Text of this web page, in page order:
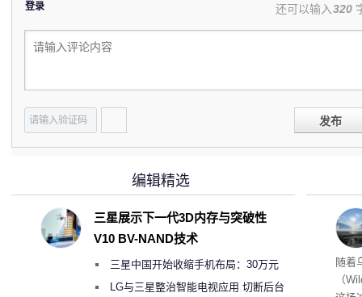
登录 还可以输入320
发布
经
随着
（
编辑精选
三星展示下一代3D内存与突破性
V10 BV-NAND技术
三星中国开始收缩手机布局：30万元
月销售额不达标门店 将被逐步清退
LG与三星整治智能电视应用 切断后台